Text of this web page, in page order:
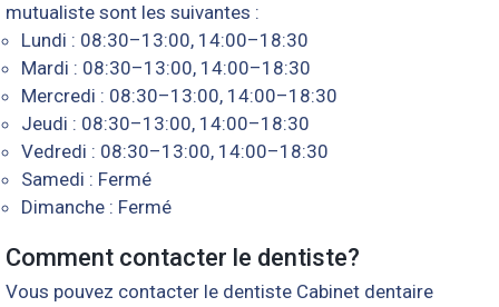
mutualiste sont les suivantes :
Lundi : 08:30–13:00, 14:00–18:30
Mardi : 08:30–13:00, 14:00–18:30
Mercredi : 08:30–13:00, 14:00–18:30
Jeudi : 08:30–13:00, 14:00–18:30
Vedredi : 08:30–13:00, 14:00–18:30
Samedi : Fermé
Dimanche : Fermé
Comment contacter le dentiste?
Vous pouvez contacter le dentiste Cabinet dentaire